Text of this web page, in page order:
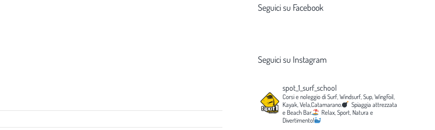
Seguici su Facebook
Seguici su Instagram
spot_1_surf_school
Corsi e noleggio di Surf, Windsurf, Sup, WingFoil,
Kayak, Vela,Catamarano.
Spiaggia attrezzata
e Beach Bar.
Relax, Sport, Natura e
Divertimento!